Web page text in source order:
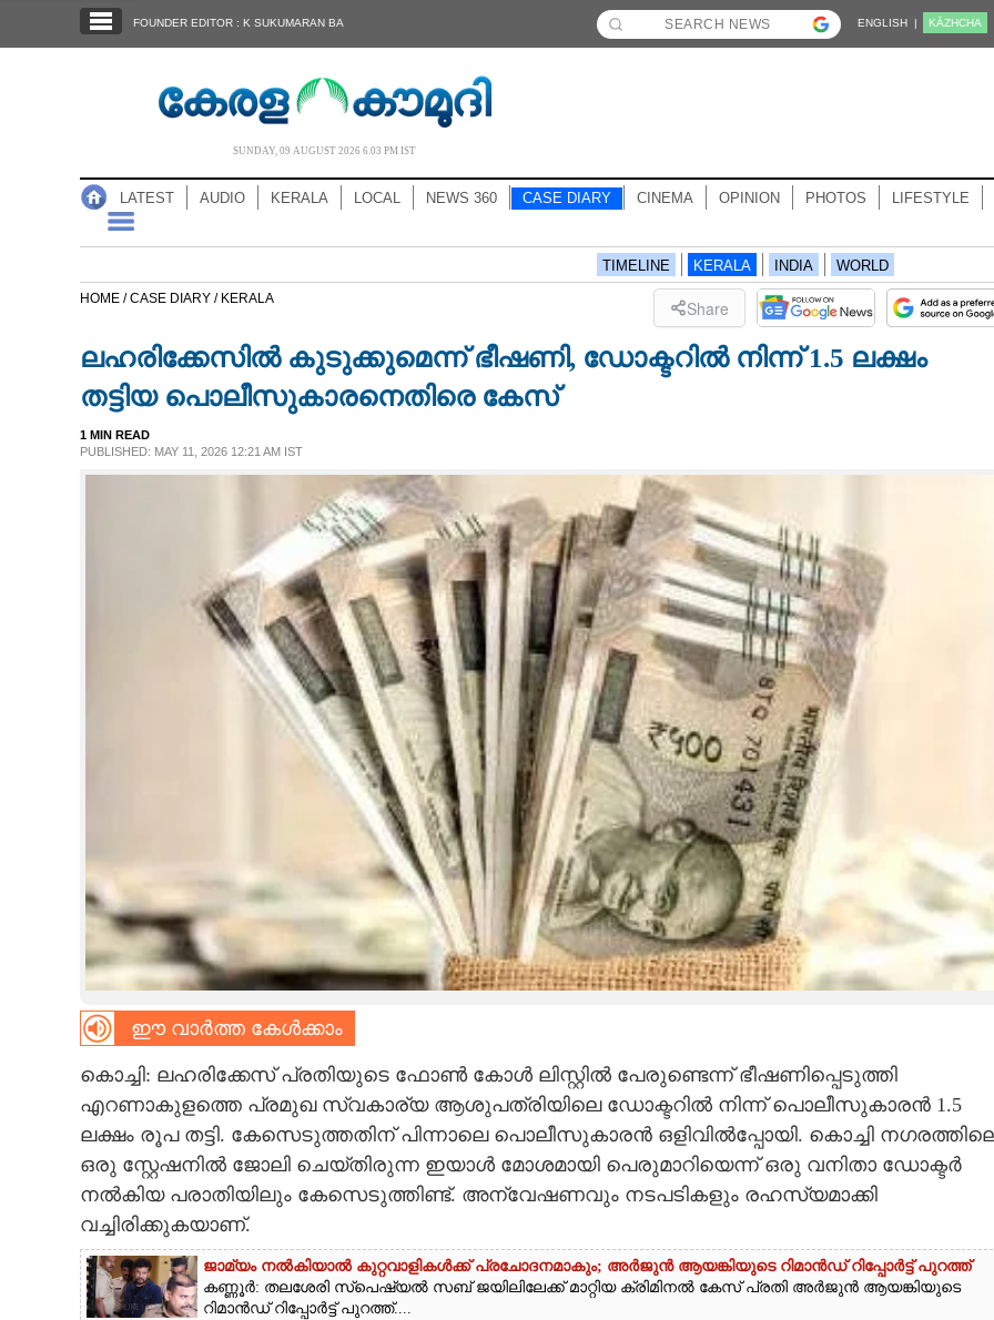
NOTIFIED NEWS
NEWS 360
CASE DIARY
CARTOONS
CONTACT US
FOUNDER EDITOR : K SUKUMARAN BA ENGLISH | KĀZHCHA
SUNDAY, 09 AUGUST 2026 6.03 PM IST
LATEST AUDIO KERALA LOCAL NEWS 360 CASE DIARY CINEMA OPINION PHOTOS LIFESTYLE
TIMELINE KERALA INDIA WORLD
HOME /CASE DIARY / KERALA Share
ലഹരിക്കേസിൽ കുടുക്കുമെന്ന് ഭീഷണി, ഡോക്ടറിൽ നിന്ന് 1.5 ലക്ഷം
തട്ടിയ പൊലീസുകാരനെതിരെ കേസ്
1 MIN READ
PUBLISHED: MAY 11, 2026 12:21 AM IST
ഈ വാർത്ത കേൾക്കാം
കൊച്ചി: ലഹരിക്കേസ് പ്രതിയുടെ ഫോൺ കോൾ ലിസ്റ്റിൽ പേരുണ്ടെന്ന് ഭീഷണിപ്പെടുത്തി
എറണാകുളത്തെ പ്രമുഖ സ്വകാര്യ ആശുപത്രിയിലെ ഡോക്ടറിൽ നിന്ന് പൊലീസുകാരൻ 1.5
ലക്ഷം രൂപ തട്ടി. കേസെടുത്തതിന് പിന്നാലെ പൊലീസുകാരൻ ഒളിവിൽപ്പോയി​. കൊച്ചി
ഒരു സ്റ്റേഷനിൽ ജോലി ചെയ്തിരുന്ന ഇയാൾ മോശമായി പെരുമാറിയെന്ന് ഒരു വനിതാ ഡോക്ടർ
നൽകിയ പരാതിയിലും കേസെടുത്തിണ്ട്. അന്വേഷണവും നടപടി​കളും രഹസ്യമാക്കി
വച്ചിരിക്കുകയാണ്.
ജാമ്യം നൽകിയാൽ കുറ്റവാളികൾക്ക് പ്രചോദനമാകും; അർജുൻ ആയങ്കിയുടെ റിമാൻഡ് റിപ്പോർട്ട് പുറത്ത്
കണ്ണൂർ: തലശേരി സ്‌പെഷ്യൽ സബ് ജയിലിലേക്ക് മാറ്റിയ ക്രിമിനൽ കേസ് പ്രതി അർജുൻ ആയങ്കിയുടെ
റിമാൻഡ് റിപ്പോർട്ട് പുറത്ത്....